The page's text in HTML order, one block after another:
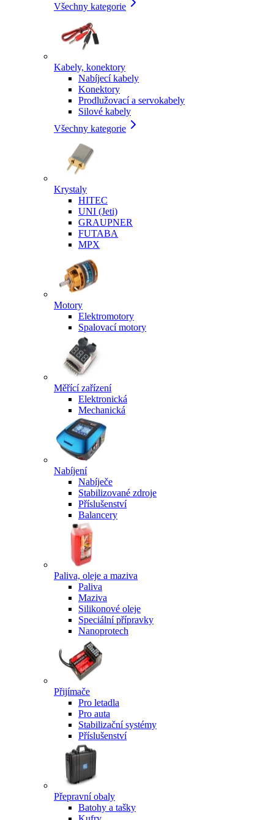
Všechny kategorie
Kabely, konektory
Nabíjecí kabely
Konektory
Prodlužovací a servokabely
Silové kabely
Všechny kategorie
Krystaly
HITEC
UNI (Jeti)
GRAUPNER
FUTABA
MPX
Motory
Elektromotory
Spalovací motory
Měřící zařízení
Elektronická
Mechanická
Nabíjení
Nabíječe
Stabilizované zdroje
Příslušenství
Balancery
Paliva, oleje a maziva
Paliva
Maziva
Silikonové oleje
Speciální přípravky
Nanoprotech
Přijímače
Pro letadla
Pro auta
Stabilizační systémy
Příslušenství
Přepravní obaly
Batohy a tašky